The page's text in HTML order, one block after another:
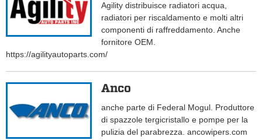
Agility distribuisce radiatori acqua,
radiatori per riscaldamento e molti altri
componenti di raffreddamento. Anche
fornitore OEM.
https://agilityautoparts.com/
Anco
anche parte di Federal Mogul. Produttore
di spazzole tergicristallo e pompe per la
pulizia del parabrezza. ancowipers.com